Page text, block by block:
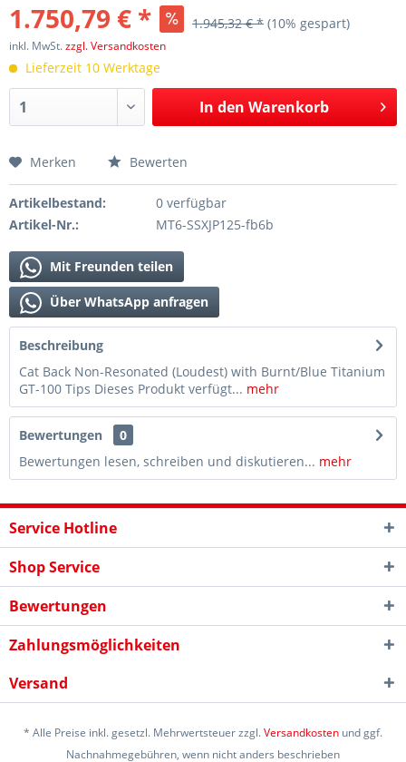
1.750,79 € * 1.945,32 € * (10% gespart)
inkl. MwSt.zzgl. Versandkosten
Lieferzeit 10 Werktage
In den Warenkorb
Merken Bewerten
Artikelbestand:
0 verfügbar
Artikel-Nr.:
MT6-SSXJP125-fb6b
Mit Freunden teilen
Über WhatsApp anfragen
Beschreibung
Cat Back Non-Resonated (Loudest) with Burnt/Blue Titanium
GT-100 Tips Dieses Produkt verfügt... mehr
Bewertungen
0
Bewertungen lesen, schreiben und diskutieren... mehr
Service Hotline
Shop Service
Bewertungen
Zahlungsmöglichkeiten
Versand
* Alle Preise inkl. gesetzl. Mehrwertsteuer zzgl.Versandkosten und ggf.
Nachnahmegebühren, wenn nicht anders beschrieben